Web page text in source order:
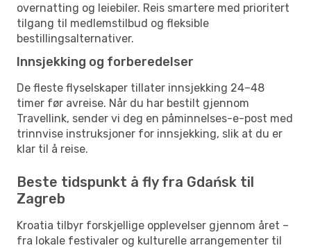
overnatting og leiebiler. Reis smartere med prioritert
tilgang til medlemstilbud og fleksible
bestillingsalternativer.
Innsjekking og forberedelser
De fleste flyselskaper tillater innsjekking 24–48
timer før avreise. Når du har bestilt gjennom
Travellink, sender vi deg en påminnelses-e-post med
trinnvise instruksjoner for innsjekking, slik at du er
klar til å reise.
Beste tidspunkt å fly fra Gdańsk til
Zagreb
Kroatia tilbyr forskjellige opplevelser gjennom året –
fra lokale festivaler og kulturelle arrangementer til